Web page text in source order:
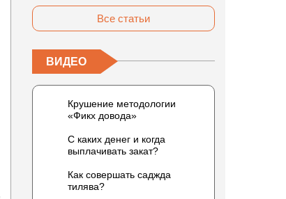
Все статьи
ВИДЕО
Крушение методологии
«Фикх довода»
С каких денег и когда
выплачивать закат?
Как совершать саджда
тилява?